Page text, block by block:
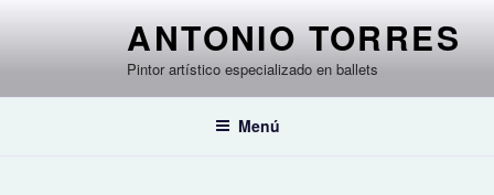
ANTONIO TORRES
Pintor artístico especializado en ballets
Menú